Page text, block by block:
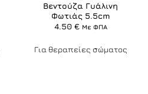
Βεντούζα Γυάλινη
Φωτιάς 5.5cm
4.50 € Με ΦΠΑ
Για θεραπείες σώματος